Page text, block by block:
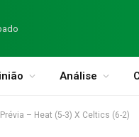
Análise
Prévia – Heat (5-3) X Celtics (6-2)